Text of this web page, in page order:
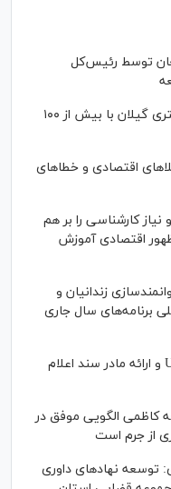
توسط رئیس‌کل
دیدار چهره‌به‌چهره رئیس‌کل دادگستری گیلان با بیش از ۱۰۰
اقتصادی و خطا‌های
کارشناسی را بر هم
اقتصادی آموزش
زندانیان و
برنامه‌های سال جاری
جزئیات ثبت ادعا، تهیه نقشه UTM و ارائه مادر سند اعلام
کاظمی الگویی موفق در
از جرم است
توسعه نهاد‌های داوری